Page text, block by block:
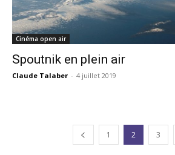
Cinéma open air
Spoutnik en plein air
Claude Talaber - 4 juillet 2019
1 2 3